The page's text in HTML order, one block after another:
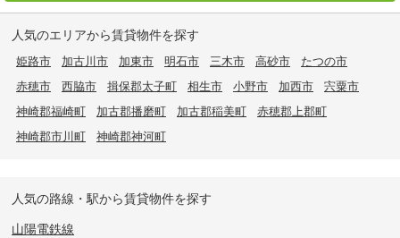
人気のエリアから賃貸物件を探す
姫路市 加古川市 加東市 明石市 三木市 高砂市
たつの市
赤穂市
西脇市 揖保郡太子町 相生市 小野市 加西市
宍粟市
神崎郡福崎町
加古郡播磨町 加古郡稲美町
赤穂郡上郡町
神崎郡市川町
神崎郡神河町
人気の路線・駅から賃貸物件を探す
山陽電鉄線